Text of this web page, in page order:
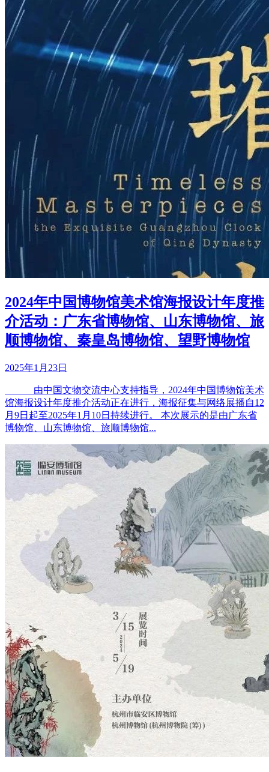
2024年中国博物馆美术馆海报设计年度推
介活动：广东省博物馆、山东博物馆、旅
顺博物馆、秦皇岛博物馆、望野博物馆
2025年1月23日
由中国文物交流中心支持指导，2024年中国博物馆美术
馆海报设计年度推介活动正在进行，海报征集与网络展播自12
月9日起至2025年1月10日持续进行。 本次展示的是由广东省
博物馆、山东博物馆、旅顺博物馆...